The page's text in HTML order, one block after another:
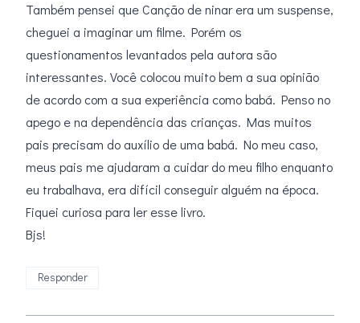
Também pensei que Canção de ninar era um suspense,
cheguei a imaginar um filme. Porém os
questionamentos levantados pela autora são
interessantes. Você colocou muito bem a sua opinião
de acordo com a sua experiência como babá. Penso no
apego e na dependência das crianças. Mas muitos
pais precisam do auxílio de uma babá. No meu caso,
meus pais me ajudaram a cuidar do meu filho enquanto
eu trabalhava, era difícil conseguir alguém na época.
Fiquei curiosa para ler esse livro.
Bjs!
Responder